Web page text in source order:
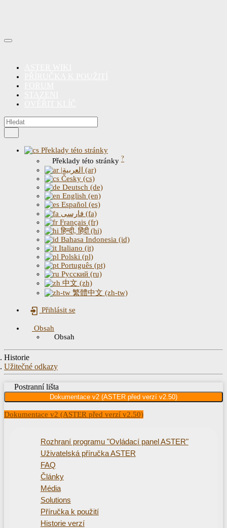
Překlady této stránky
Překlady této stránky ?
|العربية (ar)
Česky (cs)
Deutsch (de)
English (en)
Español (es)
فارسی (fa)
Français (fr)
हिन्दी, हिंदी (hi)
Bahasa Indonesia (id)
Italiano (it)
Polski (pl)
Português (pt)
Русский (ru)
中文 (zh)
繁體中文 (zh-tw)
Přihlásit se
Obsah
Obsah
Historie
Užitečné odkazy
Postranní lišta
Dokumentace v2 (ASTER před verzí v2.50)
Dokumentace v2 (ASTER před verzí v2.50)
Rozhraní programu "Ovládací panel ASTER"
Uživatelská příručka ASTER
FAQ
Články
Média
Solutions
Příručka k použití
Historie verzí